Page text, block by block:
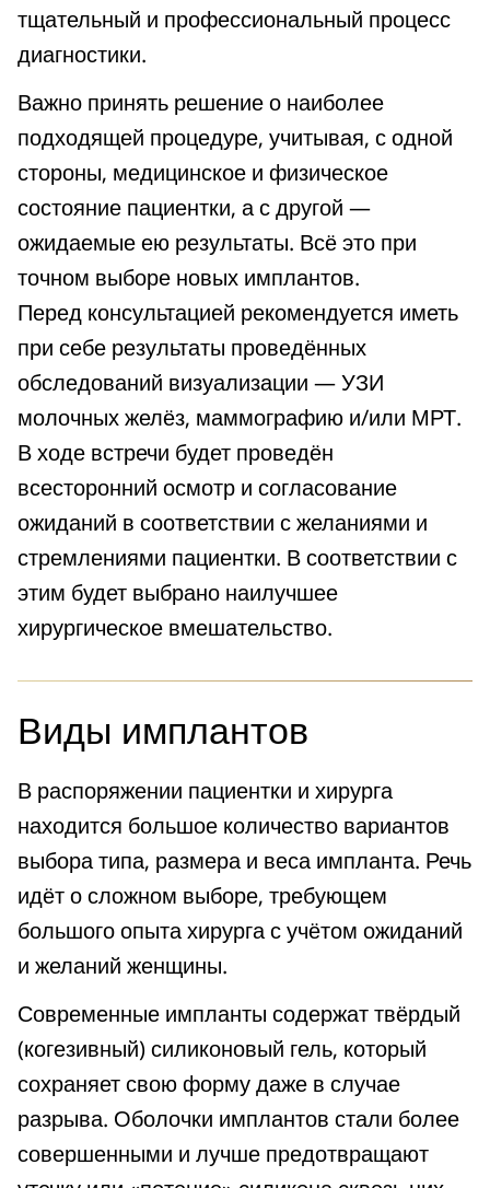
тщательный и профессиональный процесс
диагностики.
Важно принять решение о наиболее
подходящей процедуре, учитывая, с одной
стороны, медицинское и физическое
состояние пациентки, а с другой —
ожидаемые ею результаты. Всё это при
точном выборе новых имплантов.
Перед консультацией рекомендуется иметь
при себе результаты проведённых
обследований визуализации — УЗИ
молочных желёз, маммографию и/или МРТ.
В ходе встречи будет проведён
всесторонний осмотр и согласование
ожиданий в соответствии с желаниями и
стремлениями пациентки. В соответствии с
этим будет выбрано наилучшее
хирургическое вмешательство.
Виды имплантов
В распоряжении пациентки и хирурга
находится большое количество вариантов
выбора типа, размера и веса импланта. Речь
идёт о сложном выборе, требующем
большого опыта хирурга с учётом ожиданий
и желаний женщины.
Современные импланты содержат твёрдый
(когезивный) силиконовый гель, который
сохраняет свою форму даже в случае
разрыва. Оболочки имплантов стали более
совершенными и лучше предотвращают